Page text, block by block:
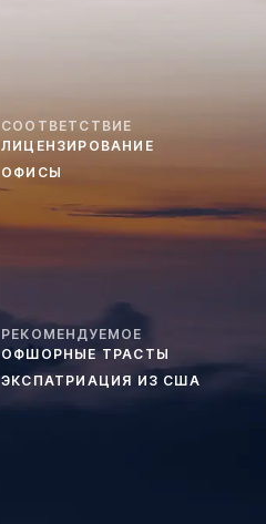
СООТВЕТСТВИЕ
ЛИЦЕНЗИРОВАНИЕ
ОФИСЫ
РЕКОМЕНДУЕМОЕ
ОФШОРНЫЕ ТРАСТЫ
ЭКСПАТРИАЦИЯ ИЗ США